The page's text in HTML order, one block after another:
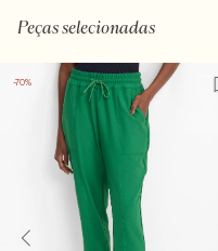
Peças selecionadas
-70%